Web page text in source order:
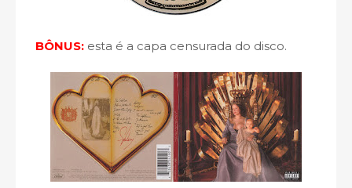
BÔNUS: esta é a capa censurada do disco.